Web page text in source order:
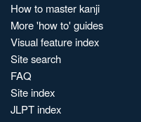
How to master kanji
More 'how to' guides
Visual feature index
Site search
FAQ
Site index
JLPT index